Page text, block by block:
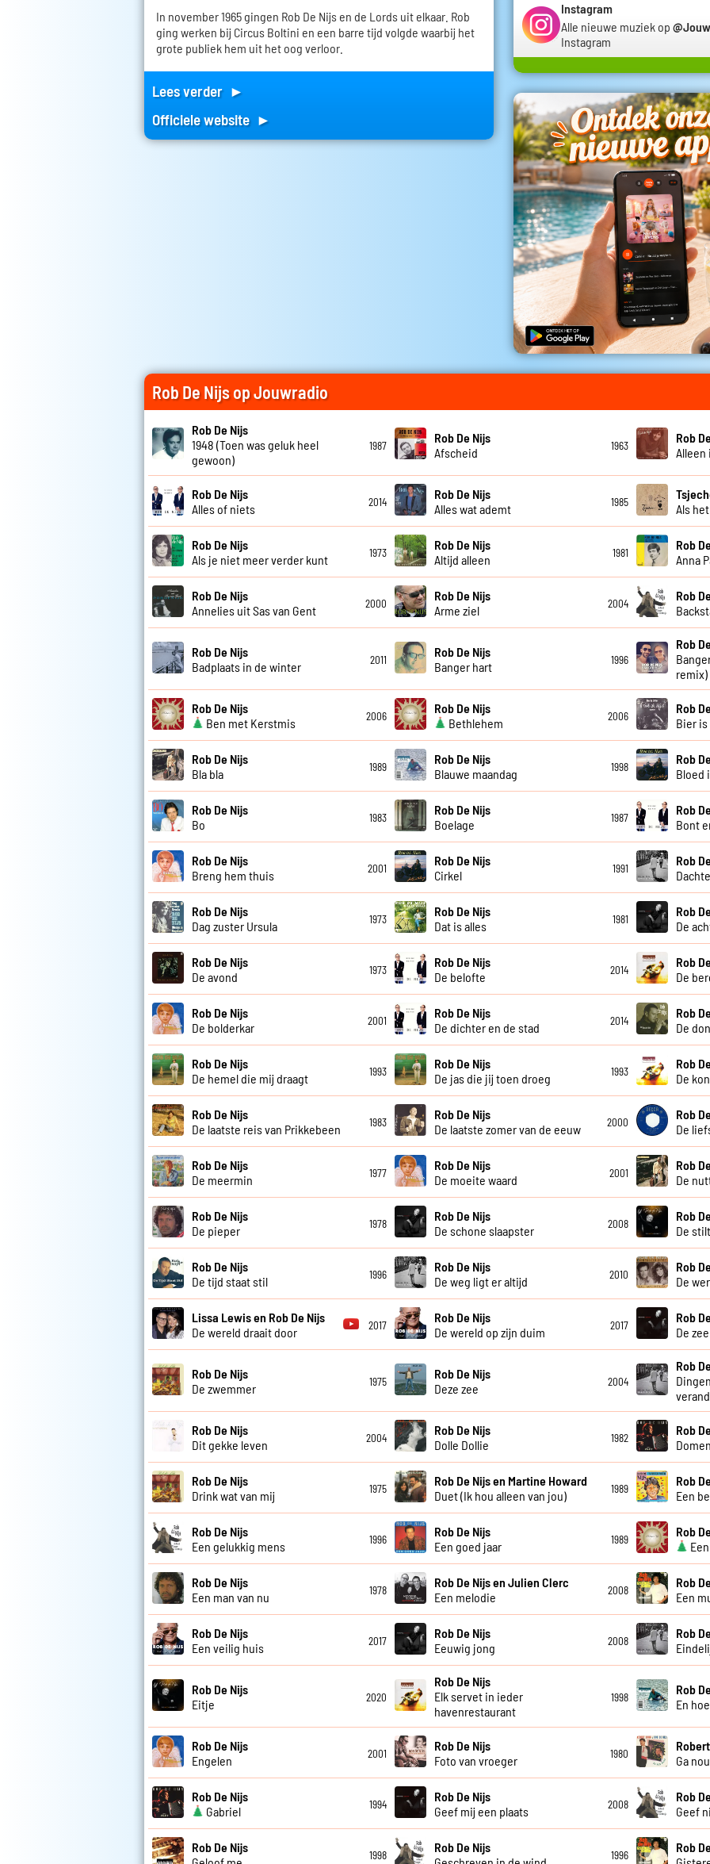
In november 1965 gingen Rob De Nijs en de Lords uit elkaar. Rob
ging werken bij Circus Boltini en een barre tijd volgde waarbij het
grote publiek hem uit het oog verloor.
Lees verder ►
Officiele website ►
Instagram
Alle nieuwe muziek op
Instagram
Rob De Nijs op Jouwradio
Rob De Nijs
1948 (Toen was geluk heel
gewoon)
1987
Rob De Nijs
Afscheid
1963
Rob
Alleen
Rob De Nijs
Alles of niets
2014
Rob De Nijs
Alles wat ademt
1985
Als
Rob De Nijs
Als je niet meer verder kunt
1973
Rob De Nijs
Altijd alleen
1981
Rob
Anna
Rob De Nijs
Annelies uit Sas van Gent
2000
Rob De Nijs
Arme ziel
2004
Rob
Rob De Nijs
Badplaats in de winter
2011
Rob De Nijs
Banger hart
1996
Rob
remix)
Rob De Nijs
Ben met Kerstmis
2006
Rob De Nijs
Bethlehem
2006
Rob
Bier
Rob De Nijs
Bla bla
1989
Rob De Nijs
Blauwe maandag
1998
Rob
Bloed
Rob De Nijs
Bo
1983
Rob De Nijs
Boelage
1987
Rob
Bont
Rob De Nijs
Breng hem thuis
2001
Rob De Nijs
Cirkel
1991
Rob
Rob De Nijs
Dag zuster Ursula
1973
Rob De Nijs
Dat is alles
1981
Rob
De
Rob De Nijs
De avond
1973
Rob De Nijs
De belofte
2014
Rob
De
Rob De Nijs
De bolderkar
2001
Rob De Nijs
De dichter en de stad
2014
Rob
De
Rob De Nijs
De hemel die mij draagt
1993
Rob De Nijs
De jas die jij toen droeg
1993
Rob
De
Rob De Nijs
De laatste reis van Prikkebeen
1983
Rob De Nijs
De laatste zomer van de eeuw
2000
Rob
De
Rob De Nijs
De meermin
1977
Rob De Nijs
De moeite waard
2001
Rob
De
Rob De Nijs
De pieper
1978
Rob De Nijs
De schone slaapster
2008
Rob
De
Rob De Nijs
De tijd staat stil
1996
Rob De Nijs
De weg ligt er altijd
2010
Rob
De
Lissa Lewis en Rob De Nijs
De wereld draait door
2017
Rob De Nijs
De wereld op zijn duim
2017
Rob
De zee
Rob De Nijs
De zwemmer
1975
Rob De Nijs
Deze zee
2004
Rob
Rob De Nijs
Dit gekke leven
2004
Rob De Nijs
Dolle Dollie
1982
Rob
Rob De Nijs
Drink wat van mij
1975
Rob De Nijs en Martine Howard
Duet (Ik hou alleen van jou)
1989
Rob
Een
Rob De Nijs
Een gelukkig mens
1996
Rob De Nijs
Een goed jaar
1989
Rob
Rob De Nijs
Een man van nu
1978
Rob De Nijs en Julien Clerc
Een melodie
2008
Rob
Een
Rob De Nijs
Een veilig huis
2017
Rob De Nijs
Eeuwig jong
2008
Rob
Rob De Nijs
Eitje
2020
Rob De Nijs
Elk servet in ieder
havenrestaurant
1998
Rob
En hoe
Rob De Nijs
Engelen
2001
Rob De Nijs
Foto van vroeger
1980
Ga
Rob De Nijs
Gabriel
1994
Rob De Nijs
Geef mij een plaats
2008
Rob
Geef
Rob De Nijs
1998
Rob De Nijs
1996
Rob